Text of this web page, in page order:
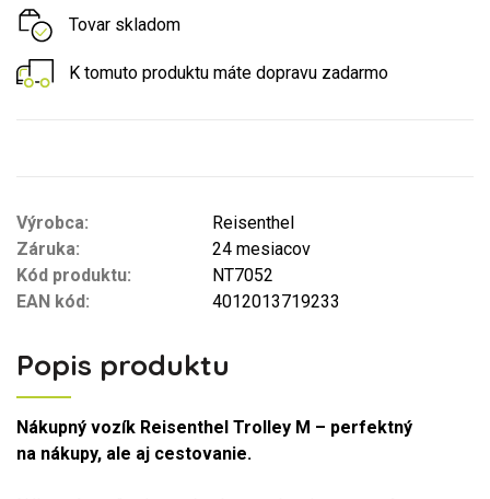
Tovar skladom
K tomuto produktu máte dopravu zadarmo
Výrobca:
Reisenthel
Záruka:
24 mesiacov
Kód produktu:
NT7052
EAN kód:
4012013719233
Popis produktu
Nákupný vozík Reisenthel Trolley M – perfektný
na nákupy, ale aj cestovanie.